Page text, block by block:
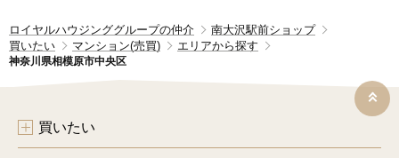
ロイヤルハウジンググループの仲介
南大沢駅前ショップ
買いたい
マンション(売買) エリアから探す
神奈川県相模原市中央区
買いたい